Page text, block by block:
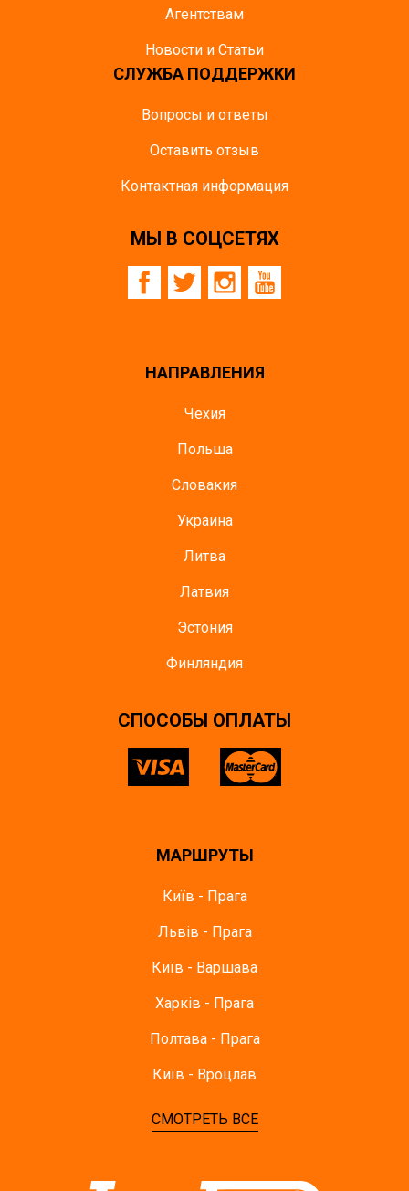
Агентствам
Новости и Статьи
СЛУЖБА ПОДДЕРЖКИ
Вопросы и ответы
Оставить отзыв
Контактная информация
МЫ В СОЦСЕТЯХ
НАПРАВЛЕНИЯ
Чехия
Польша
Словакия
Украина
Литва
Латвия
Эстония
Финляндия
CПОСОБЫ ОПЛАТЫ
МАРШРУТЫ
Київ - Прага
Львів - Прага
Київ - Варшава
Харків - Прага
Полтава - Прага
Київ - Вроцлав
СМОТРЕТЬ ВСЕ